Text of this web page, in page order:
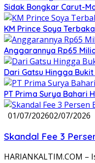
Sidak Bongkar Carut-
KM Prince Soya
Anggarannya Rp65
Dari Gatsu Hingga
PT Prima Surya Bahari
01/07/202602/07/2026
Skandal Fee 3
HARIANKALTIM.COM